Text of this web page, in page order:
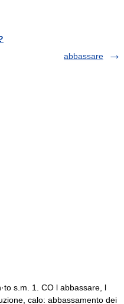
abbassare
s.m. 1. CO l abbassare, l
calo: abbassamento dei